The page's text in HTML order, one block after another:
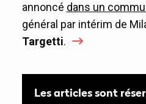
annoncé dans un
général par intérim de
Targetti.
Les articles sont